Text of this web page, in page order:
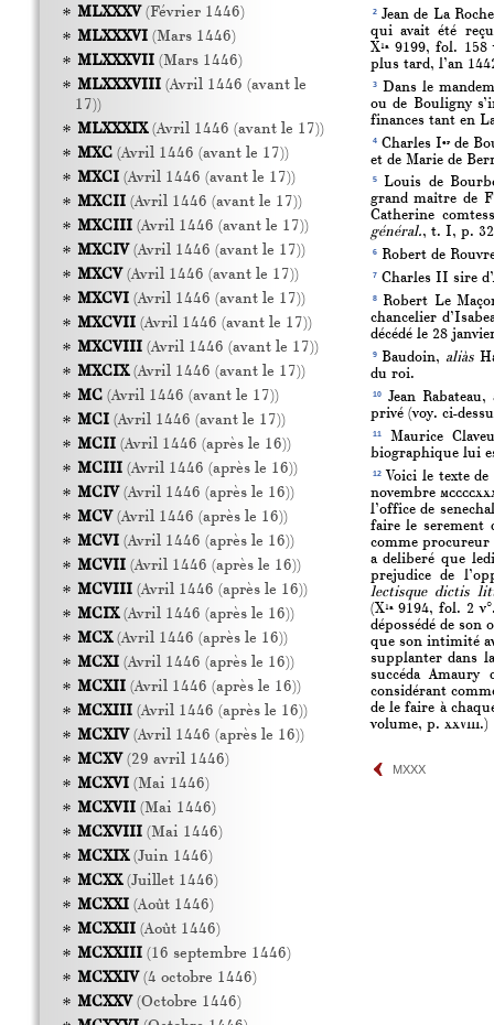
2Jean de La
qui avait été
X1a9199, fol. 158
plus tard, l’an
3Dans le
ou de Bouligny
finances tant en
4Charles I erde
et de Marie de
5Louis de
grand maître de
Catherine
général., t. I, p.
6Robert de
7Charles II sire
8Robert Le
chancelier
décédé le 28
9Baudoin, aliàs
du roi.
10Jean Rabateau,
privé (voy. ci-
11Maurice
biographique lui
12Voici le texte de
novembre
l’office de
faire le serement
comme procureur
a deliberé que
prejudice de
lectisque dictis
(X1a9194, fol. 2
dépossédé de
que son intimité
supplanter dans
succéda Amaury
considérant
de le faire à
volume, p. xxviii.)
MXXX
MLXXXV(Février 1446)
MLXXXVI(Mars 1446)
MLXXXVII(Mars 1446)
MLXXXVIII(Avril 1446 (avant le
17))
MLXXXIX(Avril 1446 (avant le 17))
MXC(Avril 1446 (avant le 17))
MXCI(Avril 1446 (avant le 17))
MXCII(Avril 1446 (avant le 17))
MXCIII(Avril 1446 (avant le 17))
MXCIV(Avril 1446 (avant le 17))
MXCV(Avril 1446 (avant le 17))
MXCVI(Avril 1446 (avant le 17))
MXCVII(Avril 1446 (avant le 17))
MXCVIII(Avril 1446 (avant le 17))
MXCIX(Avril 1446 (avant le 17))
MC(Avril 1446 (avant le 17))
MCI(Avril 1446 (avant le 17))
MCII(Avril 1446 (après le 16))
MCIII(Avril 1446 (après le 16))
MCIV(Avril 1446 (après le 16))
MCV(Avril 1446 (après le 16))
MCVI(Avril 1446 (après le 16))
MCVII(Avril 1446 (après le 16))
MCVIII(Avril 1446 (après le 16))
MCIX(Avril 1446 (après le 16))
MCX(Avril 1446 (après le 16))
MCXI(Avril 1446 (après le 16))
MCXII(Avril 1446 (après le 16))
MCXIII(Avril 1446 (après le 16))
MCXIV(Avril 1446 (après le 16))
MCXV(29 avril 1446)
MCXVI(Mai 1446)
MCXVII(Mai 1446)
MCXVIII(Mai 1446)
MCXIX(Juin 1446)
MCXX(Juillet 1446)
MCXXI(Août 1446)
MCXXII(Août 1446)
MCXXIII(16 septembre 1446)
MCXXIV(4 octobre 1446)
MCXXV(Octobre 1446)